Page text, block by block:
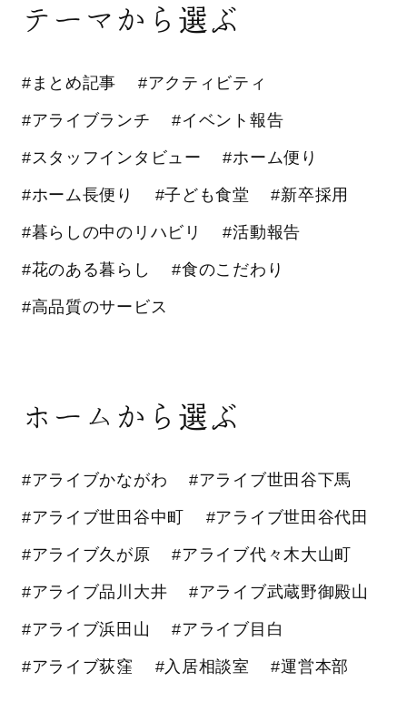
テーマから選ぶ
#まとめ記事 #アクティビティ
#アライブランチ #イベント報告
#スタッフインタビュー #ホーム便り
#ホーム長便り #子ども食堂 #新卒採用
#暮らしの中のリハビリ #活動報告
#花のある暮らし #食のこだわり
#高品質のサービス
ホームから選ぶ
#アライブかながわ #アライブ世田谷下馬
#アライブ世田谷中町 #アライブ世田谷代田
#アライブ久が原 #アライブ代々木大山町
#アライブ品川大井 #アライブ武蔵野御殿山
#アライブ浜田山 #アライブ目白
#アライブ荻窪 #入居相談室 #運営本部